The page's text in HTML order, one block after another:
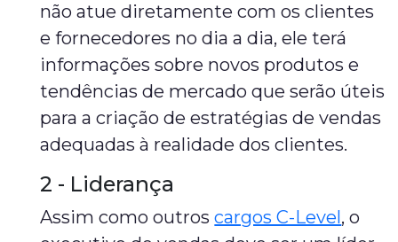
não atue diretamente com os clientes
e fornecedores no dia a dia, ele terá
informações sobre novos produtos e
tendências de mercado que serão úteis
para a criação de estratégias de vendas
adequadas à realidade dos clientes.
2 - Liderança
Assim como outroscargos C-Level, o